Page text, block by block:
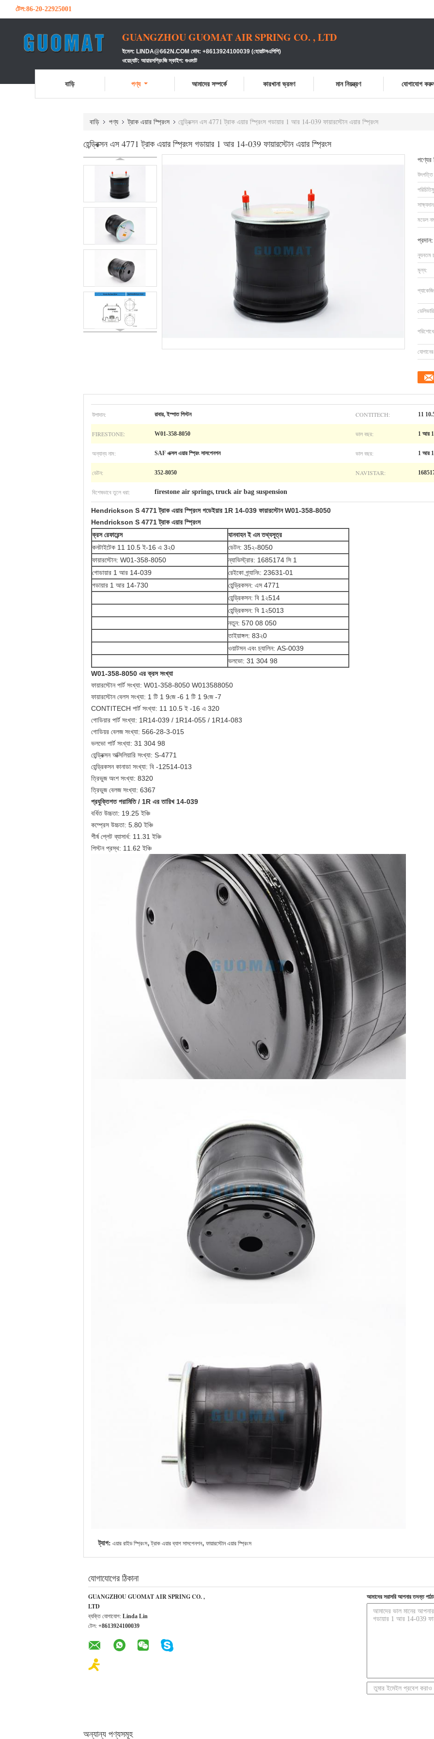
টেল:86-20-22925001
GUANGZHOU GUOMAT AIR SPRING CO. , LTD
ইমেল: LINDA@662N.COM মোব: +8613924100039 (হোয়াটসএপিপি)
ওয়েচ্যাট: আয়ারসপ্রিংজি স্কাইপ: গুওমাট
বাড়ি পণ্য আমাদের সম্পর্কে কারখানা ভ্রমণ মান নিয়ন্ত্রণ যোগাযোগ
বাড়ি পণ্য ট্রাক এয়ার স্প্রিংস হেন্ড্রিক্সন এস 4771 ট্রাক এয়ার স্প্রিংস গডায়ার 1 আর 14-039 ফায়ারস্টোন এয়ার স্প্রিংস
হেন্ড্রিক্সন এস 4771 ট্রাক এয়ার স্প্রিংস গডায়ার 1 আর 14-039 ফায়ারস্টোন এয়ার স্প্রিংস
পণ্যের
সাক্ষ্যদান:
মডেল
প্রদান:
ন্যূনতম
মূল্য:
উপাদান: রাবার, ইস্পাত পিস্টন CONTITECH: 11
FIRESTONE: W01-358-8050 ভাল বছর: 1 আর
অন্যান্য নাম: SAF এক্সল এয়ার স্প্রিং সাসপেনশন ভাল বছর: 1 আর
ডেটন: 352-8050 NAVISTAR:
বিশেষভাবে তুলে ধরা: firestone air springs, truck air bag suspension
Hendrickson S 4771 ট্রাক এয়ার স্প্রিংস গডেইয়ার 1R 14-039 ফায়ারস্টোন W01-358-8050
Hendrickson S 4771 ট্রাক এয়ার স্প্রিংস
ক্রস রেফারেন্স
যানবাহনই এম তথ্যসূত্র
কনটাইটেক 11 10.5 ই-16 এ 3২0
ডেটন: 35২-8050
ফায়ারস্টোন: W01-358-8050
ন্যাভিস্ট্রার: 1685174 সি 1
গোডায়ার 1 আর 14-039
রেইকো গ্র্যানিং: 23631-01
গডায়ার 1 আর 14-730
হেন্ড্রিকসন: এস 4771
হেন্ড্রিকসন: বি 1২514
হেন্ড্রিকসন: বি 1২5013
নতুন: 570 08 050
তাইয়াঙ্গল: 83২0
ওয়াটসন এবং চ্যালিন: AS-0039
ভলভো: 31 304 98
W01-358-8050 এর ক্রস সংখ্যা
ফায়ারস্টোন পার্ট সংখ্যা: W01-358-8050 W013588050
ফায়ারস্টোন বেলস সংখ্যা: 1 টি 1 9জে -6 1 টি 1 9জে -7
CONTITECH পার্ট সংখ্যা: 11 10.5 ই -16 এ 320
গোডিয়ার পার্ট সংখ্যা: 1R14-039 / 1R14-055 / 1R14-083
গোডিয়র বেলজ সংখ্যা: 566-28-3-015
ভলভো পার্ট সংখ্যা: 31 304 98
হেন্ড্রিক্সন অক্সিলিয়ারি সংখ্যা: S-4771
হেন্ড্রিকসন কানাডা সংখ্যা: বি -12514-013
ত্রিভুজ অংশ সংখ্যা: 8320
ত্রিভুজ বেলজ সংখ্যা: 6367
প্রযুক্তিগত পরামিতি / 1R এরতারিখ 14-039
বর্ধিত উচ্চতা: 19.25 ইঞ্চি
কম্প্রেস উচ্চতা: 5.80 ইঞ্চি
শীর্ষ প্লেট ব্যাসার্ধ: 11.31 ইঞ্চি
পিস্টন প্রস্থ: 11.62 ইঞ্চি
ট্যাগ: এয়ার রাইড স্প্রিংস, ট্রাক এয়ার ব্যাগ সাসপেনশন, ফায়ারস্টোন এয়ার স্প্রিংস
যোগাযোগের ঠিকানা
GUANGZHOU GUOMAT AIR SPRING CO. ,
LTD
ব্যক্তি যোগাযোগ: Linda Lin
টেল: +8613924100039
আমাদের সরাসরি আপনার তদন্ত
অন্যান্য পণ্যসমূহ